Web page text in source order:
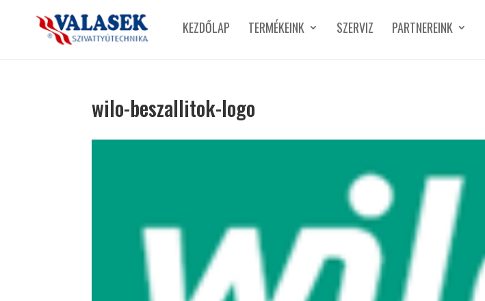
KEZDŐLAP TERMÉKEINK SZERVIZ PARTNEREINK
wilo-beszallitok-logo